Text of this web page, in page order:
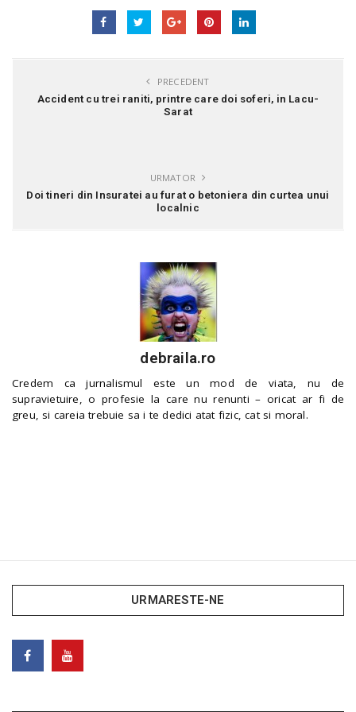
PRECEDENT
Accident cu trei raniti, printre care doi soferi, in Lacu-
Sarat
URMATOR
Doi tineri din Insuratei au furat o betoniera din curtea unui
localnic
debraila.ro
Credem ca jurnalismul este un mod de viata, nu de
supravietuire, o profesie la care nu renunti – oricat ar fi de
greu, si careia trebuie sa i te dedici atat fizic, cat si moral.
URMARESTE-NE